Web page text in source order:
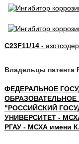
C23F11/14-
Владельцы патента
ФЕДЕРАЛЬНОЕ
"РОССИЙСКИЙ
УНИВЕРСИТЕТ -
РГАУ - МСХА имени